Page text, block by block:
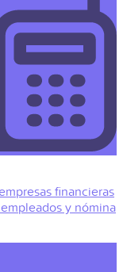
financieras
y nómina